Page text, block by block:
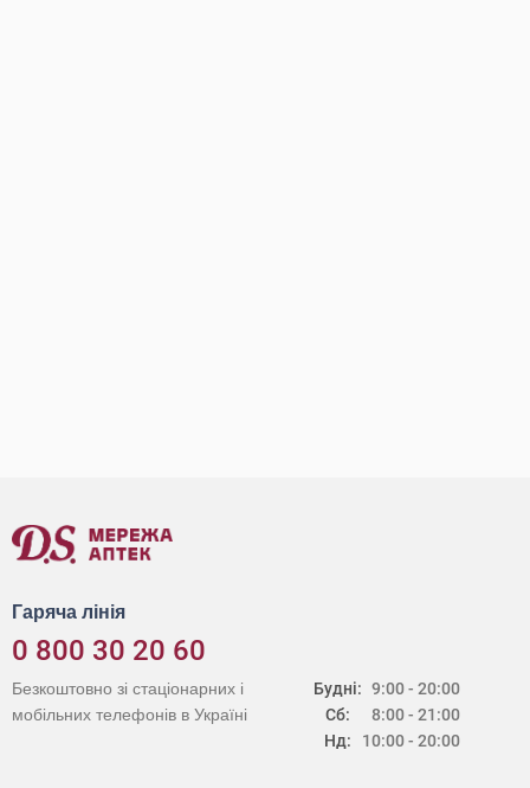
Гаряча лінія
0 800 30 20 60
Будні:
Сб:
Нд:
9:00 - 20:00
8:00 - 21:00
10:00 - 20:00
Безкоштовно зі стаціонарних і
мобільних телефонів в Україні